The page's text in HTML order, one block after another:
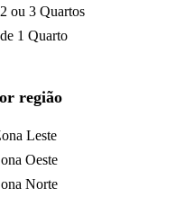
ou 3 Quartos
1 Quarto
região
Leste
Oeste
Norte